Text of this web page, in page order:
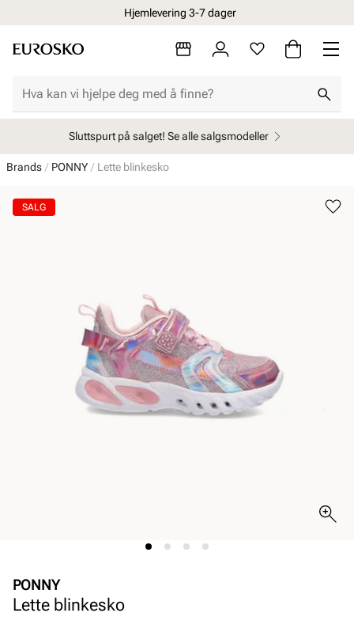
Hjemlevering 3-7 dager
Sluttspurt på salget! Se alle salgsmodeller
Brands PONNY Lette blinkesko
SALG
PONNY
Lette blinkesko